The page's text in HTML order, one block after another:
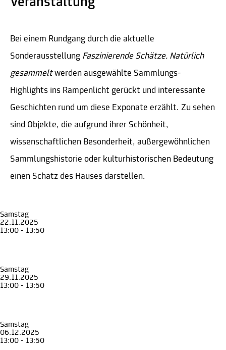
Bei einem Rundgang durch die aktuelle
Sonderausstellung Faszinierende Schätze. Natürlich
gesammeltwerden ausgewählte Sammlungs-
Highlights ins Rampenlicht gerückt und interessante
Geschichten rund um diese Exponate erzählt. Zu sehen
sind Objekte, die aufgrund ihrer Schönheit,
wissenschaftlichen Besonderheit, außergewöhnlichen
Sammlungshistorie oder kulturhistorischen Bedeutung
einen Schatz des Hauses darstellen.
Samstag
22.11.2025
13:00 - 13:50
Samstag
29.11.2025
13:00 - 13:50
Samstag
06.12.2025
13:00 - 13:50